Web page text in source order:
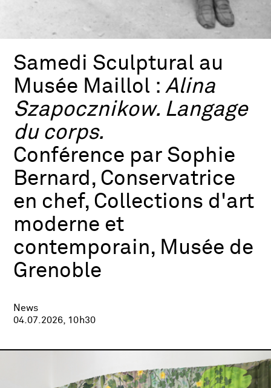
Samedi Sculptural au
Musée Maillol :Alina
Szapocznikow. Langage
du corps.
Conférence par Sophie
Bernard, Conservatrice
en chef, Collections d'art
moderne et
contemporain, Musée de
Grenoble
News
04.07.2026, 10h30